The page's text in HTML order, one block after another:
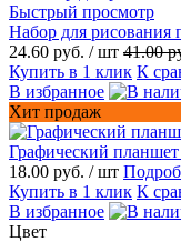
Быстрый просмотр
Набор для
24.60 руб. / шт 41.00
Купить в 1 клик К
В избранное
Хит продаж
Графический
18.00 руб. / шт
Купить в 1 клик К
В избранное
Цвет